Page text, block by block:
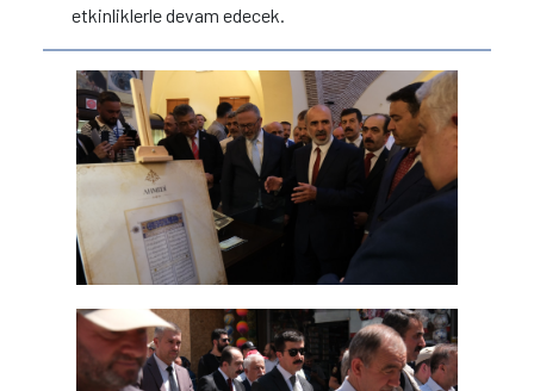
etkinliklerle devam edecek.